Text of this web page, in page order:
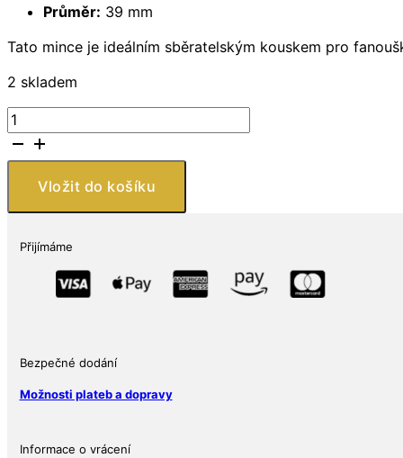
Průměr: 39 mm
Tato mince je ideálním sběratelským kouskem pro
2 skladem
9Fine
Mint
DUNE®
Chani
(barevné
množství
Vložit do košíku
Přijímáme
Bezpečné dodání
Možnosti plateb a dopravy
Informace o vrácení